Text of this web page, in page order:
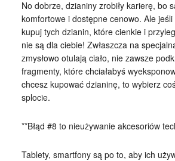
No dobrze, dzianiny zrobiły karierę, bo
komfortowe i dostępne cenowo. Ale
kupuj tych dzianin, które cienkie i
nie są dla ciebie! Zwłaszcza na
zmysłowo otulają ciało, nie zawsze
fragmenty, które chciałabyś
chcesz kupować dzianinę, to wybierz
splocie.
**Błąd #8 to nieużywanie akcesoriów
Tablety, smartfony są po to, aby ich